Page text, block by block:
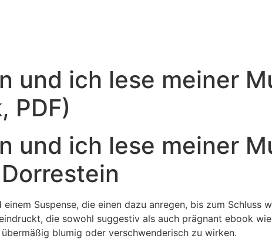
und ich lese meiner
PDF)
und ich lese meiner
Suspense, die einen dazu anregen, bis zum Schluss
die sowohl suggestiv als auch prägnant ebook
blumig oder verschwenderisch zu wirken.